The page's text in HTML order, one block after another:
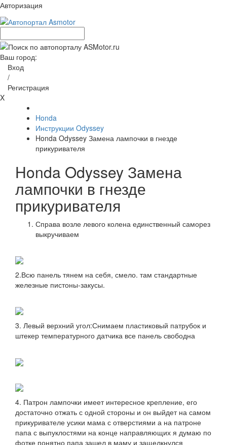
Авторизация
Ваш город:
Вход
/
Регистрация
X
Honda
Инструкции Odyssey
Honda Odyssey Замена лампочки в гнезде
прикуривателя
Honda Odyssey Замена
лампочки в гнезде
прикуривателя
Справа возле левого колена единственный саморез
выкручиваем
2.Всю панель тянем на себя, смело. там стандартные
железные пистоны-закусы.
3. Левый верхний угол:Снимаем пластиковый патрубок и
штекер температурного датчика все панель свободна
4. Патрон лампочки имеет интересное крепление, его
достаточно отжать с одной стороны и он выйдет на самом
прикуривателе усики мама с отверстиями а на патроне
папа с выпуклостями на конце направляющих я думаю по
фотке понятно папа зашел в маму и защелкнулся